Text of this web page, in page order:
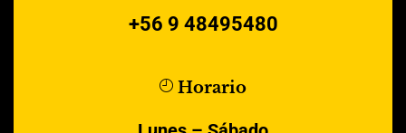
+56 9 48495480
Horario